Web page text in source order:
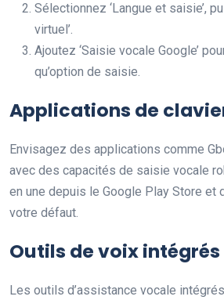
Sélectionnez ‘Langue et saisie’,
virtuel’.
Ajoutez ‘Saisie vocale Google’
qu’option de saisie.
Applications de
Envisagez des applications comme
avec des capacités de saisie vocale
en une depuis le Google Play Store et
votre défaut.
Outils de voix
Les outils d’assistance vocale